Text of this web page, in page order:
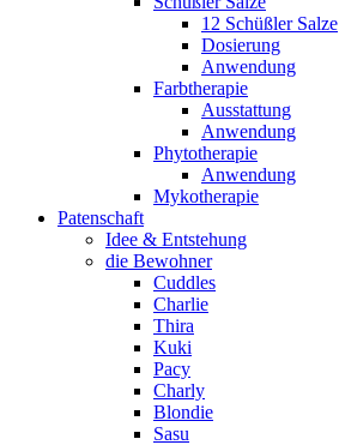
12 Schüßler Salze
Dosierung
Anwendung
Farbtherapie
Ausstattung
Anwendung
Phytotherapie
Anwendung
Mykotherapie
Patenschaft
Idee & Entstehung
die Bewohner
Cuddles
Charlie
Thira
Kuki
Pacy
Charly
Blondie
Sasu